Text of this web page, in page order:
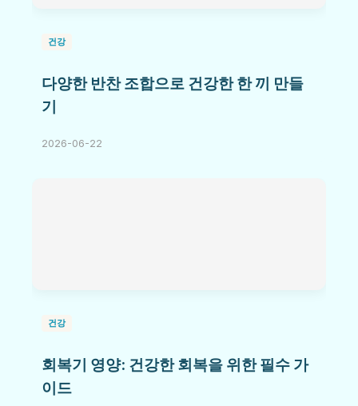
건강
다양한 반찬 조합으로 건강한 한 끼 만들
기
2026-06-22
건강
회복기 영양: 건강한 회복을 위한 필수 가
이드